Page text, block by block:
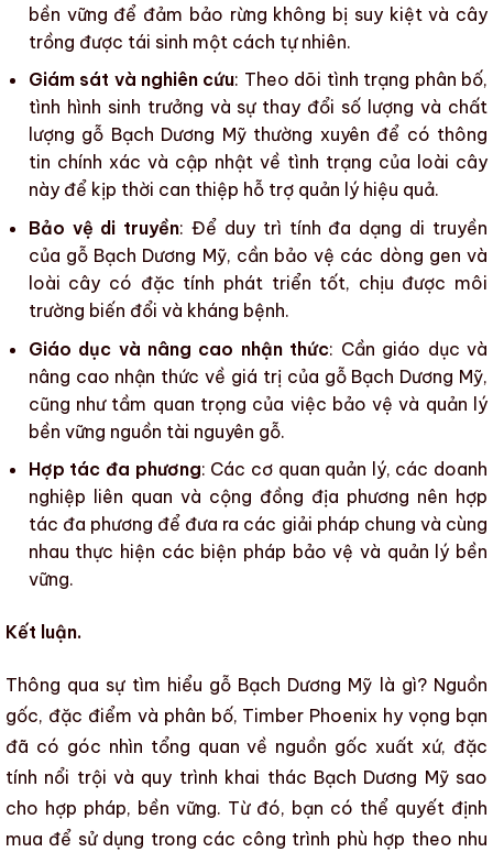
bền vững để đảm bảo rừng không bị suy kiệt và cây
trồng được tái sinh một cách tự nhiên.
Giám sát và nghiên cứu: Theo dõi tình trạng phân bố,
tình hình sinh trưởng và sự thay đổi số lượng và chất
lượng gỗ Bạch Dương Mỹthường xuyên để có thông
tin chính xác và cập nhật về tình trạng của loài cây
này để kịp thời can thiệp hỗ trợ quản lý hiệu quả.
Bảo vệ di truyền: Để duy trì tính đa dạng di truyền
của gỗ Bạch Dương Mỹ, cần bảo vệ các dòng gen và
loài cây có đặc tính phát triển tốt, chịu được môi
trường biến đổi và kháng bệnh.
Giáo dục và nâng cao nhận thức: Cần giáo dục và
nâng cao nhận thức về giá trị của gỗ Bạch Dương Mỹ,
cũng như tầm quan trọng của việc bảo vệ và quản lý
bền vững nguồn tài nguyên gỗ.
Hợp tác đa phương: Các cơ quan quản lý, các doanh
nghiệp liên quan và cộng đồng địa phương nên hợp
tác đa phương để đưa ra các giải pháp chung và cùng
nhau thực hiện các biện pháp bảo vệ và quản lý bền
vững.
Kết luận.
Thông qua sự tìm hiểu gỗ Bạch Dương Mỹ là gì? Nguồn
gốc, đặc điểm và phân bố, Timber Phoenix hy vọng bạn
đã có góc nhìn tổng quan về nguồn gốc xuất xứ, đặc
tính nổi trội và quy trình khai thác Bạch Dương Mỹsao
cho hợp pháp, bền vững. Từ đó, bạn có thể quyết định
mua để sử dụng trong các công trình phù hợp theo nhu